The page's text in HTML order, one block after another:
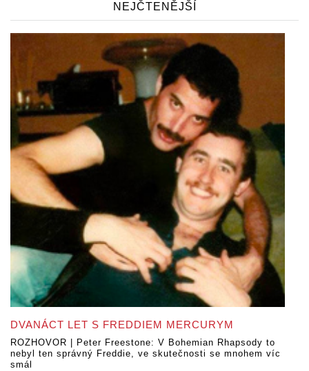
NEJČTENĚJŠÍ
DVANÁCT LET S FREDDIEM MERCURYM
ROZHOVOR | Peter Freestone: V Bohemian Rhapsody to
nebyl ten správný Freddie, ve skutečnosti se mnohem víc
smál